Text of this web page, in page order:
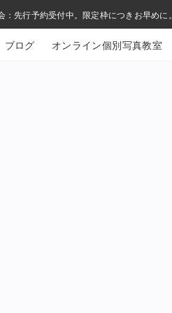
先行予約受付中。限定枠につきお早めに。
ブログ オンライン個別写真教室